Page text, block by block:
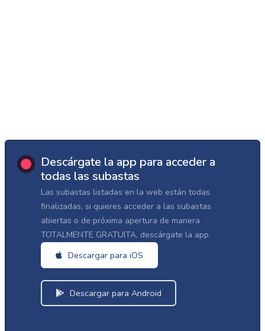
Descárgate la app para acceder a
todas las subastas
Las subastas listadas en la web están todas
finalizadas, si quieres acceder a las subastas
abiertas o de próxima apertura de manera
TOTALMENTE GRATUITA, descárgate la app.
Descargar para iOS
Descargar para Android